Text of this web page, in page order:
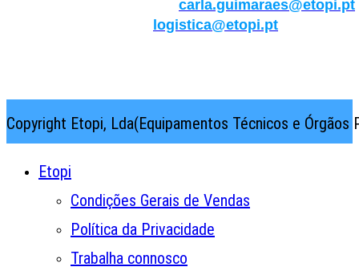
carla.guimaraes@etopi.pt
logistica@etopi.pt
Copyright Etopi, Lda(Equipamentos Técnicos e
Etopi
Condições Gerais de Vendas
Política da Privacidade
Trabalha connosco